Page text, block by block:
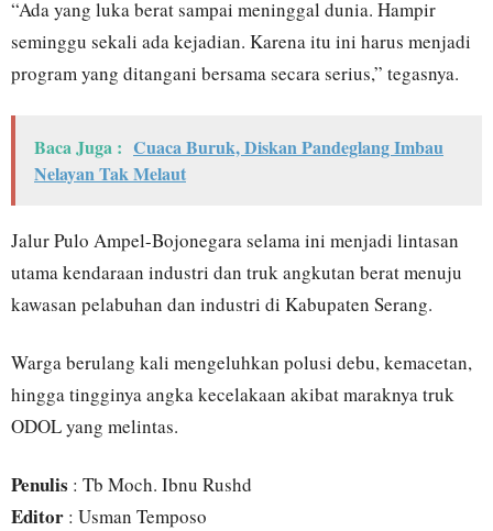
“Ada yang luka berat sampai meninggal dunia. Hampir
seminggu sekali ada kejadian. Karena itu ini harus menjadi
program yang ditangani bersama secara serius,” tegasnya.
Baca Juga : Cuaca Buruk, Diskan Pandeglang Imbau
Nelayan Tak Melaut
Jalur Pulo Ampel-Bojonegara selama ini menjadi lintasan
utama kendaraan industri dan truk angkutan berat menuju
kawasan pelabuhan dan industri di Kabupaten Serang.
Warga berulang kali mengeluhkan polusi debu, kemacetan,
hingga tingginya angka kecelakaan akibat maraknya truk
ODOL yang melintas.
Penulis : Tb Moch. Ibnu Rushd
Editor : Usman Temposo